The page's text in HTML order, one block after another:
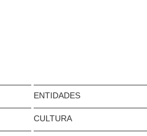
ENTIDADES
CULTURA